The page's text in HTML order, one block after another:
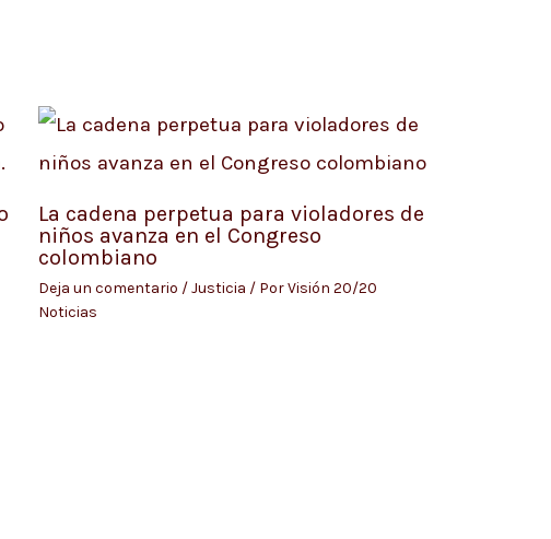
La cadena perpetua para violadores de
niños avanza en el Congreso
colombiano
Deja un comentario /Justicia / PorVisión 20/20
Noticias